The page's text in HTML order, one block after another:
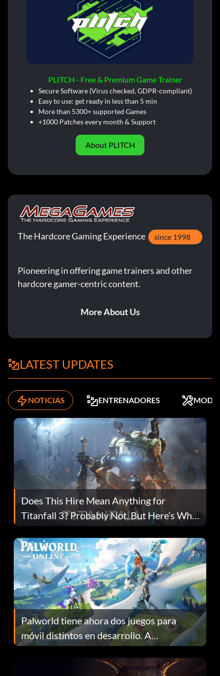
PLITCH - Free & Premium Game Trainer
Secure Software (Virus checked, GDPR-compliant)
Easy to use: get ready in less than 5 min
More than 5300+ supported Games
+1000 Patches every month & Support
About PLITCH
The Hardcore Gaming Experience since 1998
Pioneering in offering game trainers and other
hardcore gamer-centric content.
More About Us
LATEST UPDATES
NOTICIAS ENTRENADORES MODS
Does This Hire Mean Anything for
Titanfall 3? Probably Not, But Here’s Why
Fans Are Hopeful
Palworld tiene ahora dos juegos para
móvil distintos en desarrollo. A
continuación te explicamos por qué.